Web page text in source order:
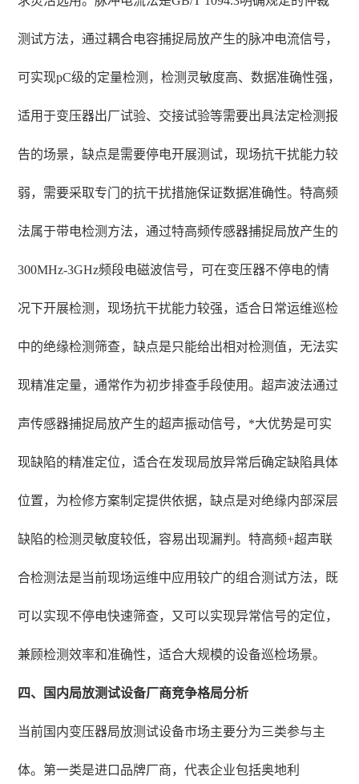
测试方法，通过耦合电容捕捉局放产生的脉冲电流信号，
可实现pC级的定量检测，检测灵敏度高、数据准确性强，
适用于变压器出厂试验、交接试验等需要出具法定检测报
告的场景，缺点是需要停电开展测试，现场抗干扰能力较
弱，需要采取专门的抗干扰措施保证数据准确性。特高频
法属于带电检测方法，通过特高频传感器捕捉局放产生的
300MHz-3GHz频段电磁波信号，可在变压器不停电的情
况下开展检测，现场抗干扰能力较强，适合日常运维巡检
中的绝缘检测筛查，缺点是只能给出相对检测值，无法实
现精准定量，通常作为初步排查手段使用。超声波法通过
声传感器捕捉局放产生的超声振动信号，*大优势是可实
现缺陷的精准定位，适合在发现局放异常后确定缺陷具体
位置，为检修方案制定提供依据，缺点是对绝缘内部深层
缺陷的检测灵敏度较低，容易出现漏判。特高频+超声联
合检测法是当前现场运维中应用较广的组合测试方法，既
可以实现不停电快速筛查，又可以实现异常信号的定位，
兼顾检测效率和准确性，适合大规模的设备巡检场景。
四、国内局放测试设备厂商竞争格局分析
当前国内变压器局放测试设备市场主要分为三类参与主
体。第一类是进口品牌厂商，代表企业包括奥地利